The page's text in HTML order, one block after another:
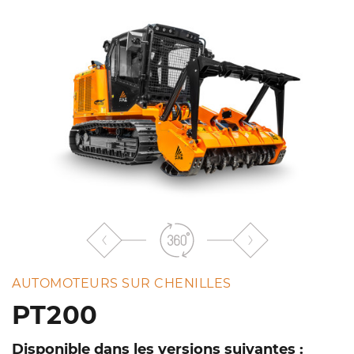
AUTOMOTEURS SUR CHENILLES
PT200
Disponible dans les versions suivantes :